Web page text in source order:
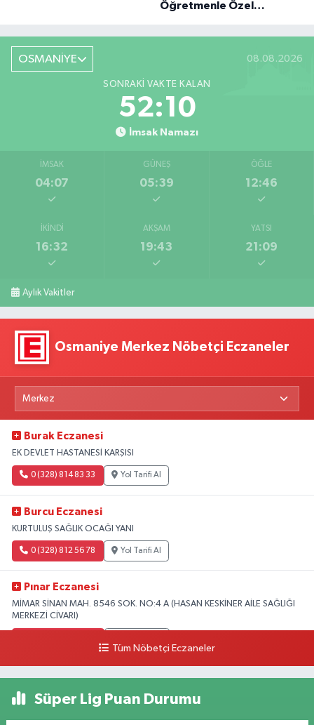
Öğretmenle Özel
OSMANİYE 08.08.2026
SONRAKI VAKTE KALAN
52:09
İmsak Namazı
İMSAK
04:07
GÜNEŞ
05:39
ÖĞLE
12:46
İKINDI
16:32
AKŞAM
19:43
YATSI
21:09
Aylık Vakitler
Osmaniye Merkez Nöbetçi Eczaneler
Burak Eczanesi
EK DEVLET HASTANESİ KARŞISI
0 (328) 814 83 33 Yol Tarifi Al
Burcu Eczanesi
KURTULUŞ SAĞLIK OCAĞI YANI
0 (328) 812 56 78 Yol Tarifi Al
Pınar Eczanesi
MİMAR SİNAN MAH. 8546 SOK. NO:4 A (HASAN KESKİNER AİLE SAĞLIĞI
MERKEZİ CİVARI)
Tüm Nöbetçi Eczaneler
Süper Lig Puan Durumu